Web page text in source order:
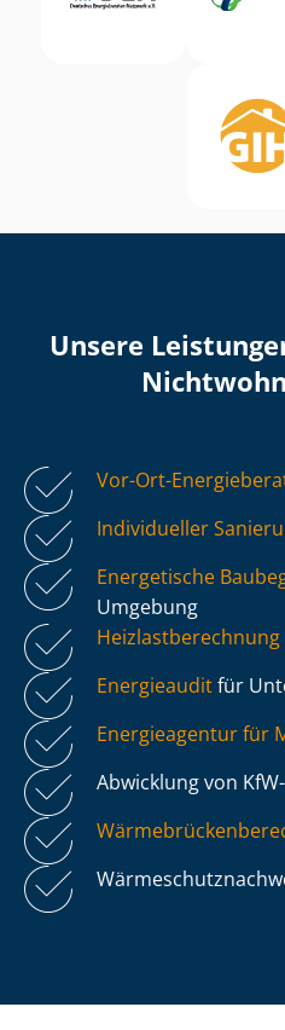
Unsere
Vor-Ort-
Individueller
Energetische
Umgebung
Heiz­last­be­rech­nung
Energieauditfür
Energieagentur für
Abwicklung von